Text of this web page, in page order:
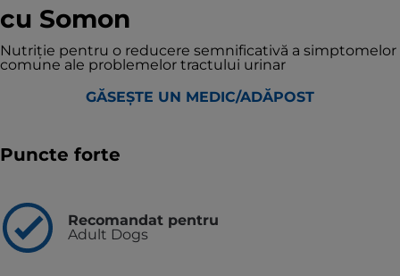
cu Somon
Nutriție pentru o reducere semnificativă a simptomelor
comune ale problemelor tractului urinar
GĂSEȘTE UN MEDIC/ADĂPOST
Puncte forte
Recomandat pentru
Adult Dogs